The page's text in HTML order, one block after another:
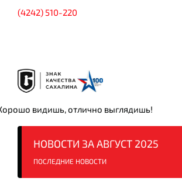
видишь, отлично выглядишь!
(4242) 510-220
НОВОСТИ ЗА АВГУСТ 2025
ПОСЛЕДНИЕ НОВОСТИ